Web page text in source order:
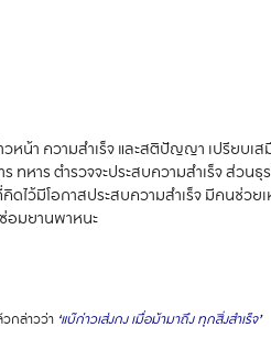
หน้า ความสำเร็จ และสติปัญญา เปรียบ
หาร ตำรวจจะประสบความสำเร็จ ส่วน
ดไว้มีโอกาสประสบความสำเร็จ มีคนช่วย
อมยานพาหนะ
วกล่าวว่า ‘แบ๊ก่าวเส่งกง เมื่อม้ามาถึง ทุกสิ่งสำเร็จ’